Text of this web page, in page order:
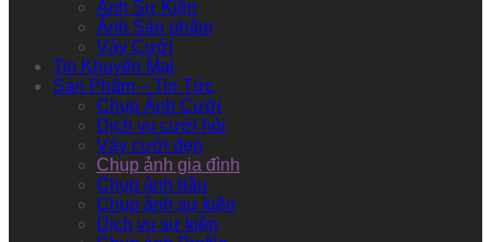
Ảnh Sự Kiện
Ảnh Sản phẩm
Váy Cưới
Tin Khuyến Mại
Sản Phẩm – Tin Tức
Chụp Ảnh Cưới
Dịch vụ cưới hỏi
Váy cưới đẹp
Chụp ảnh gia đình
Chụp ảnh bầu
Chụp ảnh sự kiện
Dịch vụ sự kiện